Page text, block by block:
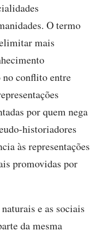
O termo
mais
no conflito entre
por quem nega
historiadores
às representações
promovidas por
e as sociais
da mesma